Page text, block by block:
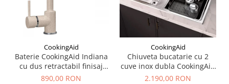
CookingAid
Baterie CookingAid Indiana
cu dus retractabil finisaj
granit Bej Pigmentat /
890,00 RON
CookingAid
Chiuveta bucatarie cu 2
cuve inox dubla CookingAid
FUSION 86BB
2.190,00 RON